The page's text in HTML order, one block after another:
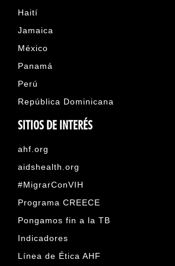
Haití
Jamaica
México
Panamá
Perú
República Dominicana
SITIOS DE INTERÉS
ahf.org
aidshealth.org
#MigrarConVIH
Programa CREECE
Pongamos fin a la TB
Indicadores
Línea de Ética AHF